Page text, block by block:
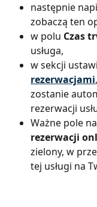
następnie
zobaczą ten
w polu Czas
usługa,
w sekcji
rezerwacjami
zostanie
rezerwacji
Ważne pole
rezerwacji
zielony, w
tej usługi na